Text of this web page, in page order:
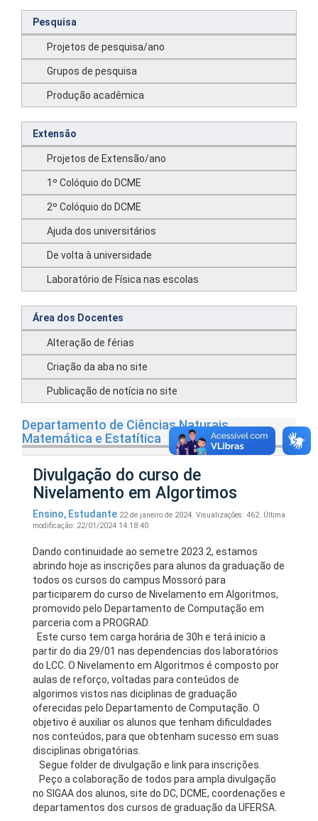
Pesquisa
Projetos de pesquisa/ano
Grupos de pesquisa
Produção acadêmica
Extensão
Projetos de Extensão/ano
1º Colóquio do DCME
2º Colóquio do DCME
Ajuda dos universitários
De volta à universidade
Laboratório de Física nas escolas
Área dos Docentes
Alteração de férias
Criação da aba no site
Publicação de notícia no site
Departamento de Ciências Naturais,
Matemática e Estatítica
Divulgação do curso de
Nivelamento em Algortimos
Ensino, Estudante 22 de janeiro de 2024. Visualizações: 462. Última
modificação: 22/01/2024 14:18:40
Dando continuidade ao semetre 2023.2, estamos
abrindo hoje as inscrições para alunos da graduação de
todos os cursos do campus Mossoró para
participarem do curso de Nivelamento em Algoritmos,
promovido pelo Departamento de Computação em
parceria com a PROGRAD.
Este curso tem carga horária de 30h e terá inicio a
partir do dia 29/01 nas dependencias dos laboratórios
do LCC. O Nivelamento em Algoritmos é composto por
aulas de reforço, voltadas para conteúdos de
algorimos vistos nas diciplinas de graduação
oferecidas pelo Departamento de Computação. O
objetivo é auxiliar os alunos que tenham dificuldades
nos conteúdos, para que obtenham sucesso em suas
disciplinas obrigatórias.
Segue folder de divulgação e link para inscrições.
Peço a colaboração de todos para ampla divulgação
no SIGAA dos alunos, site do DC, DCME, coordenações e
departamentos dos cursos de graduação da UFERSA.